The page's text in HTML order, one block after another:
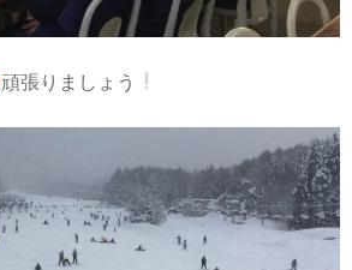
頑張りましょう